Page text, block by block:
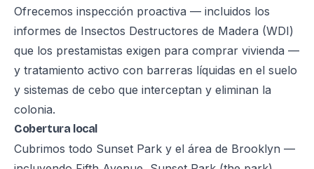
Ofrecemos inspección proactiva — incluidos los
informes de Insectos Destructores de Madera (WDI)
que los prestamistas exigen para comprar vivienda —
y tratamiento activo con barreras líquidas en el suelo
y sistemas de cebo que interceptan y eliminan la
colonia.
Cobertura local
Cubrimos todo Sunset Park y el área de Brooklyn —